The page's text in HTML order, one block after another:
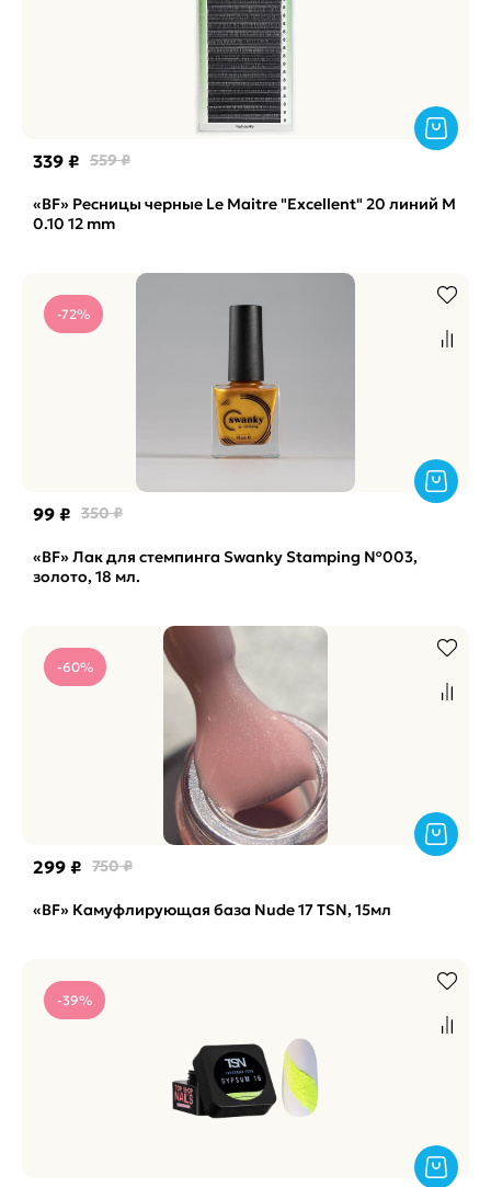
339 ₽ 559 ₽
«BF» Ресницы черные Le Maitre "Excellent" 20 линий M
0.10 12 mm
-72%
99 ₽ 350 ₽
«BF» Лак для стемпинга Swanky Stamping №003,
золото, 18 мл.
-60%
299 ₽ 750 ₽
«BF» Камуфлирующая база Nude 17 TSN, 15мл
-39%